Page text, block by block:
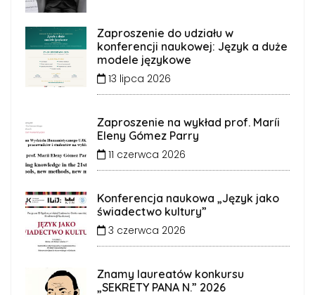
Zaproszenie do udziału w
konferencji naukowej: Język a duże
modele językowe
13 lipca 2026
Zaproszenie na wykład prof. Maríi
Eleny Gómez Parry
11 czerwca 2026
Konferencja naukowa „Język jako
świadectwo kultury”
3 czerwca 2026
Znamy laureatów konkursu
„SEKRETY PANA N.” 2026